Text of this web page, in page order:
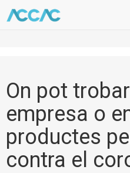
On pot
empresa o
productes
contra el